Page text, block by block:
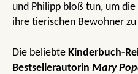
und Philipp bloß tun, um
ihre tierischen Bewohner zu
Die beliebte Kinderbuch-
Bestsellerautorin Mary